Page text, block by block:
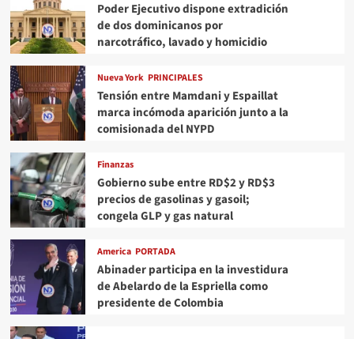
Poder Ejecutivo dispone extradición
de dos dominicanos por
narcotráfico, lavado y homicidio
Nueva York PRINCIPALES
Tensión entre Mamdani y Espaillat
marca incómoda aparición junto a la
comisionada del NYPD
Finanzas
Gobierno sube entre RD$2 y RD$3
precios de gasolinas y gasoil;
congela GLP y gas natural
America PORTADA
Abinader participa en la investidura
de Abelardo de la Espriella como
presidente de Colombia